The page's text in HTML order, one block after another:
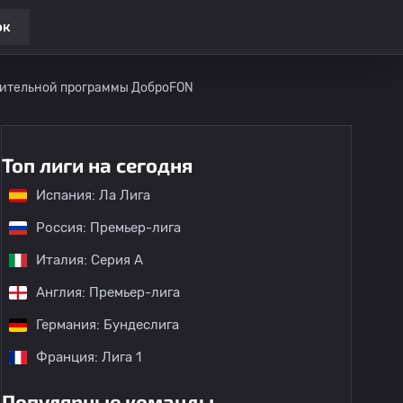
программы ДоброFON
Топ лиги на сегодня
Испания: Ла Лига
Россия: Премьер-лига
Италия: Серия А
Англия: Премьер-лига
Германия: Бундеслига
Франция: Лига 1